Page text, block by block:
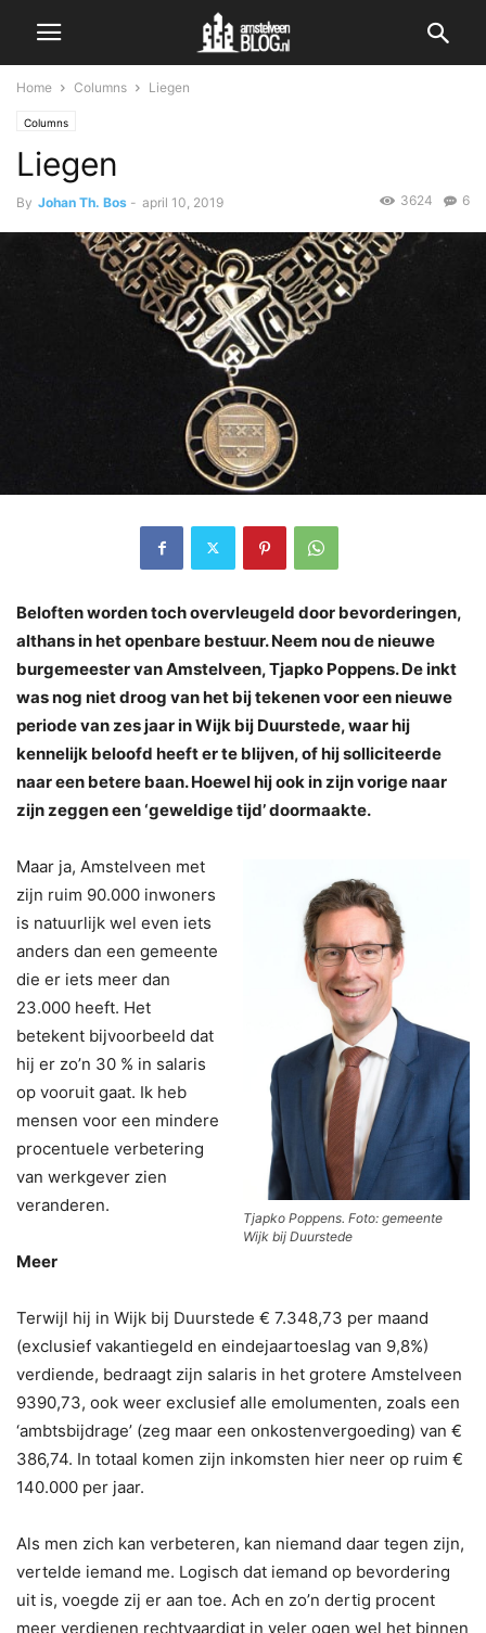
Home Columns Liegen
Columns
Liegen
By Johan Th. Bos - april 10, 2019 6
3624
Beloften worden toch overvleugeld door bevorderingen,
althans in het openbare bestuur. Neem nou de nieuwe
burgemeester van Amstelveen, Tjapko Poppens. De inkt
was nog niet droog van het bij tekenen voor een nieuwe
periode van zes jaar in Wijk bij Duurstede, waar hij
kennelijk beloofd heeft er te blijven, of hij solliciteerde
naar een betere baan. Hoewel hij ook in zijn vorige naar
zijn zeggen een ‘geweldige tijd’ doormaakte.
Tjapko Poppens. Foto: gemeente
Wijk bij Duurstede
Maar ja, Amstelveen met
zijn ruim 90.000 inwoners
is natuurlijk wel even iets
anders dan een gemeente
die er iets meer dan
23.000 heeft. Het
betekent bijvoorbeeld dat
hij er zo’n 30 % in salaris
op vooruit gaat. Ik heb
mensen voor een mindere
procentuele verbetering
van werkgever zien
veranderen.
Meer
Terwijl hij in Wijk bij Duurstede € 7.348,73 per maand
(exclusief vakantiegeld en eindejaartoeslag van 9,8%)
verdiende, bedraagt zijn salaris in het grotere Amstelveen
9390,73, ook weer exclusief alle emolumenten, zoals een
‘ambtsbijdrage’ (zeg maar een onkostenvergoeding) van €
386,74. In totaal komen zijn inkomsten hier neer op ruim €
140.000 per jaar.
Als men zich kan verbeteren, kan niemand daar tegen zijn,
vertelde iemand me. Logisch dat iemand op bevordering
uit is, voegde zij er aan toe. Ach en zo’n dertig procent
meer verdienen rechtvaardigt in veler ogen wel het binnen